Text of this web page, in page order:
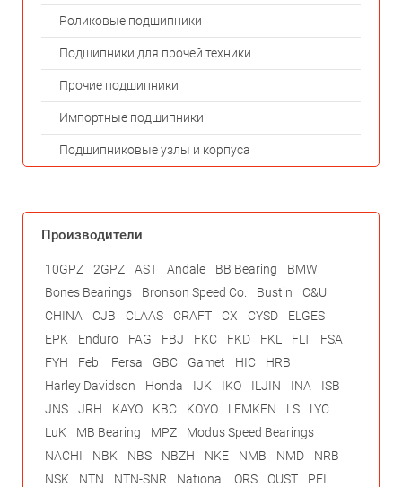
Роликовые подшипники
Подшипники для прочей техники
Прочие подшипники
Импортные подшипники
Подшипниковые узлы и корпуса
Производители
10GPZ 2GPZ AST Andale BB Bearing
BMW
Bones Bearings
Bronson Speed Co. Bustin
C&U
CHINA
CJB CLAAS CRAFT CX CYSD
ELGES
EPK
Enduro FAG FBJ FKC FKD FKL FLT
FSA
FYH
Febi Fersa GBC Gamet HIC
HRB
Harley Davidson
Honda IJK IKO ILJIN INA
ISB
JNS
JRH KAYO KBC KOYO LEMKEN LS
LYC
LuK
MB Bearing MPZ
Modus Speed Bearings
NACHI
NBK NBS NBZH NKE NMB NMD
NRB
NSK
NTN NTN-SNR National ORS OUST
PFI